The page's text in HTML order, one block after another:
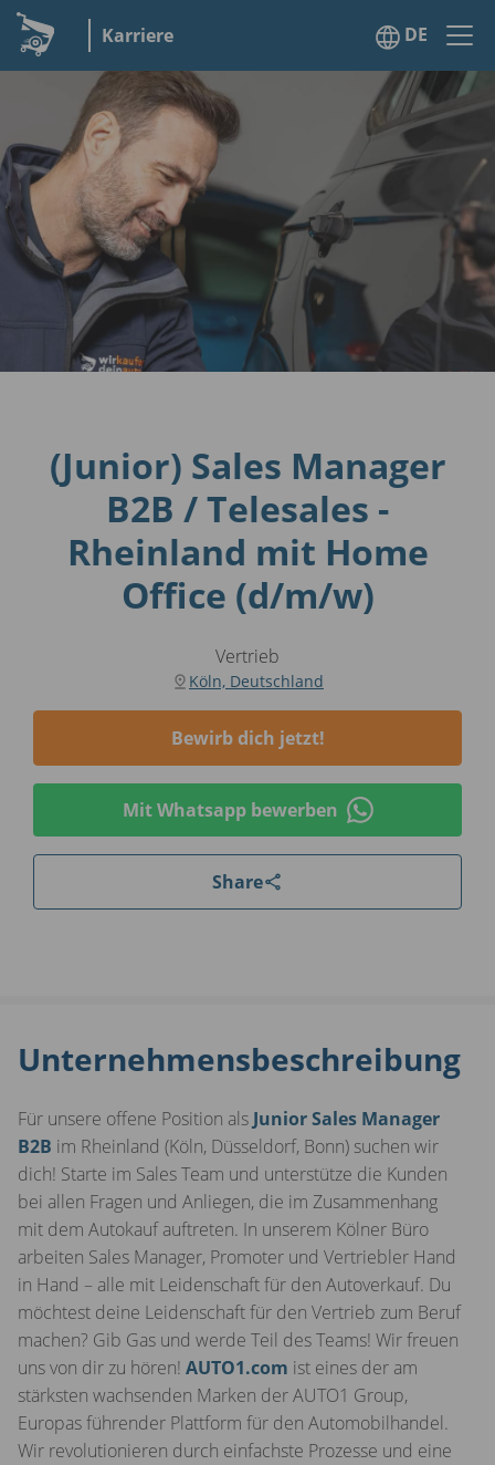
Karriere DE
(Junior) Sales Manager
B2B / Telesales -
Rheinland mit Home
Office (d/m/w)
Vertrieb
Köln, Deutschland
Bewirb dich jetzt!
Mit Whatsapp bewerben
Share
Unternehmensbeschreibung
Für unsere offene Position als Junior Sales Manager
B2B im Rheinland (Köln, Düsseldorf, Bonn) suchen wir
dich! Starte im Sales Team und unterstütze die Kunden
bei allen Fragen und Anliegen, die im Zusammenhang
mit dem Autokauf auftreten. In unserem Kölner Büro
arbeiten Sales Manager, Promoter und Vertriebler Hand
in Hand – alle mit Leidenschaft für den Autoverkauf. Du
möchtest deine Leidenschaft für den Vertrieb zum Beruf
machen? Gib Gas und werde Teil des Teams! Wir freuen
uns von dir zu hören! AUTO1.com ist eines der am
stärksten wachsenden Marken der AUTO1 Group,
Europas führender Plattform für den Automobilhandel.
Wir revolutionieren durch einfachste Prozesse und eine